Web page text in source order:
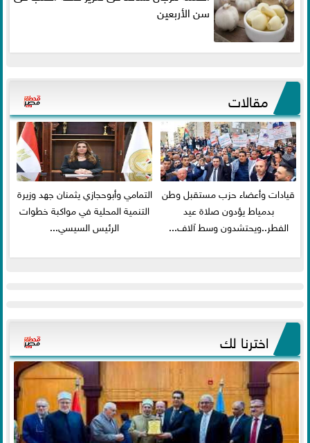
سن الأربعين
مقالات
قيادات وأعضاء حزب مستقبل وطن
بدمياط يؤدون صلاة عيد
الفطر..ويحتشدون وسط آلاف...
التمامي وأبوحجازي يثمنان جهد وزيرة
التنمية المحلية في مواكبة خطوات
الرئيس السيسي...
اخترنا لك